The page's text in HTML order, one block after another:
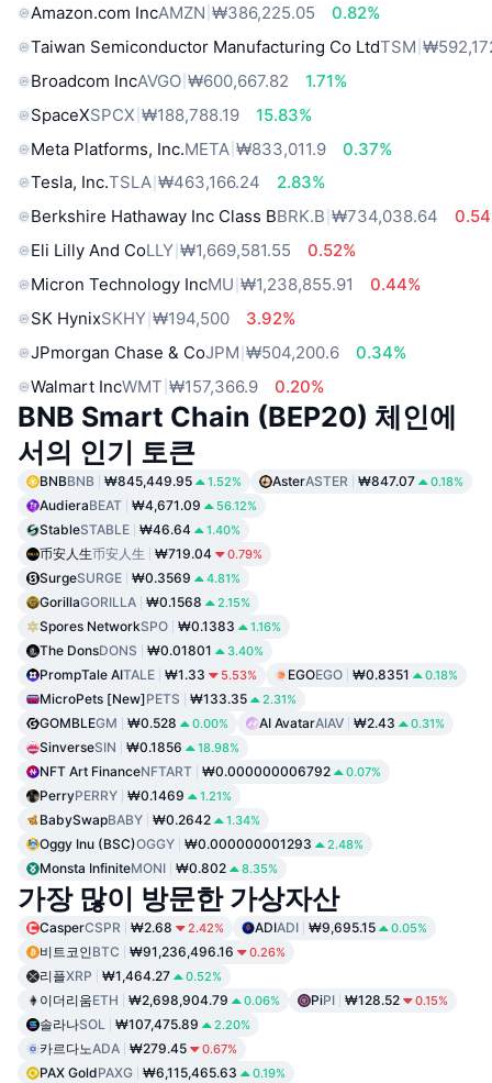
Amazon.com IncAMZN ₩386,225.05
0.82%
Taiwan Semiconductor Manufacturing Co LtdTSM
Broadcom IncAVGO ₩600,667.82
1.71%
SpaceXSPCX ₩188,788.19
15.83%
Meta Platforms, Inc.META ₩833,011.9
0.37%
Tesla, Inc.TSLA ₩463,166.24
2.83%
Berkshire Hathaway Inc Class BBRK.B ₩734,038.64
Eli Lilly And CoLLY ₩1,669,581.55
0.52%
Micron Technology IncMU ₩1,238,855.91
0.44%
SK HynixSKHY ₩194,500
3.92%
JPmorgan Chase & CoJPM ₩504,200.6
0.34%
Walmart IncWMT ₩157,366.9 0.20%
BNB Smart Chain (BEP20) 체인에
서의 인기 토큰
BNBBNB ₩845,449.95 1.52% AsterASTER ₩847.07 0.18%
AudieraBEAT ₩4,671.09 56.12%
StableSTABLE ₩46.64 1.40%
币安人生币安人生 ₩719.04 0.79%
SurgeSURGE ₩0.3569 4.81%
GorillaGORILLA ₩0.1568 2.15%
Spores NetworkSPO ₩0.1383 1.16%
The DonsDONS ₩0.01801 3.40%
PrompTale AITALE ₩1.33 5.53% EGOEGO ₩0.8351 0.18%
MicroPets [New]PETS ₩133.35 2.31%
GOMBLEGM ₩0.528 0.00% AI AvatarAIAV ₩2.43 0.31%
SinverseSIN ₩0.1856 18.98%
NFT Art FinanceNFTART ₩0.000000006792 0.07%
PerryPERRY ₩0.1469 1.21%
BabySwapBABY ₩0.2642 1.34%
Oggy Inu (BSC)OGGY ₩0.000000001293 2.48%
Monsta InfiniteMONI ₩0.802 8.35%
가장 많이 방문한 가상자산
CasperCSPR ₩2.68 2.42% ADIADI ₩9,695.15 0.05%
비트코인BTC ₩91,236,496.16 0.26%
리플XRP ₩1,464.27 0.52%
이더리움ETH ₩2,698,904.79 0.06% PiPI ₩128.52 0.15%
솔라나SOL ₩107,475.89 2.20%
카르다노ADA ₩279.45 0.67%
PAX GoldPAXG ₩6,115,465.63 0.19%